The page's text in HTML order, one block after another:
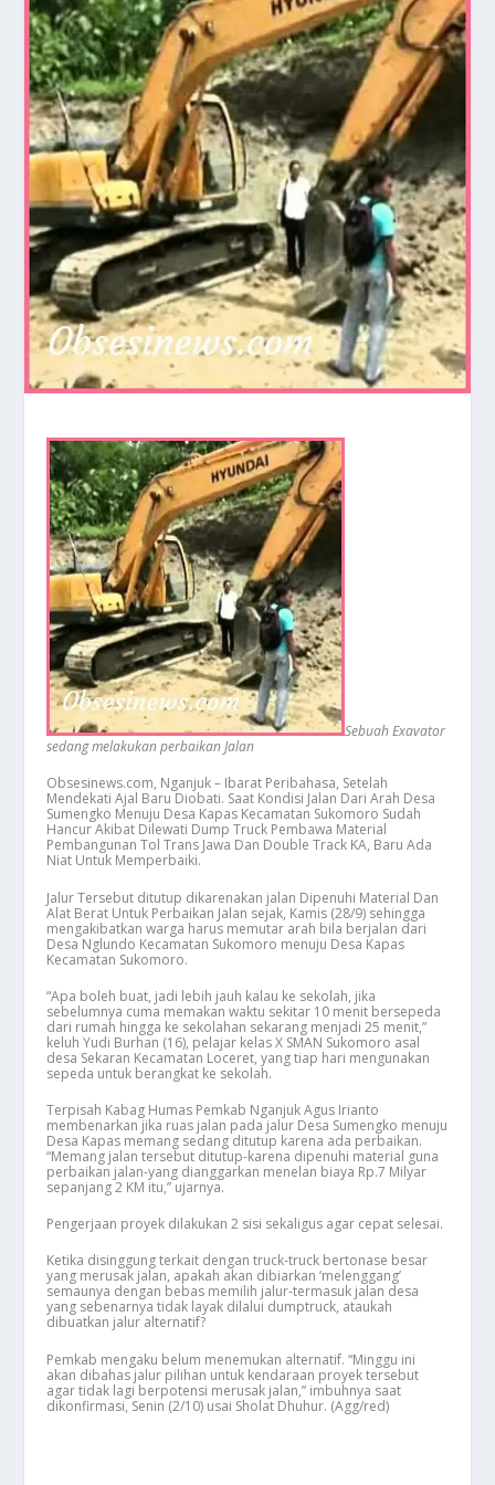
Sebuah Exavator
sedang melakukan perbaikan Jalan
Obsesinews.com, Nganjuk – Ibarat Peribahasa, Setelah
Mendekati Ajal Baru Diobati. Saat Kondisi Jalan Dari Arah Desa
Sumengko Menuju Desa Kapas Kecamatan Sukomoro Sudah
Hancur Akibat Dilewati Dump Truck Pembawa Material
Pembangunan Tol Trans Jawa Dan Double Track KA, Baru Ada
Niat Untuk Memperbaiki.
Jalur Tersebut ditutup dikarenakan jalan Dipenuhi Material Dan
Alat Berat Untuk Perbaikan Jalan sejak, Kamis (28/9) sehingga
mengakibatkan warga harus memutar arah bila berjalan dari
Desa Nglundo Kecamatan Sukomoro menuju Desa Kapas
Kecamatan Sukomoro.
“Apa boleh buat, jadi lebih jauh kalau ke sekolah, jika
sebelumnya cuma memakan waktu sekitar 10 menit bersepeda
dari rumah hingga ke sekolahan sekarang menjadi 25 menit,”
keluh Yudi Burhan (16), pelajar kelas X SMAN Sukomoro asal
desa Sekaran Kecamatan Loceret, yang tiap hari mengunakan
sepeda untuk berangkat ke sekolah.
Terpisah Kabag Humas Pemkab Nganjuk Agus Irianto
membenarkan jika ruas jalan pada jalur Desa Sumengko menuju
Desa Kapas memang sedang ditutup karena ada perbaikan.
“Memang jalan tersebut ditutup-karena dipenuhi material guna
perbaikan jalan-yang dianggarkan menelan biaya Rp.7 Milyar
sepanjang 2 KM itu,” ujarnya.
Pengerjaan proyek dilakukan 2 sisi sekaligus agar cepat selesai.
Ketika disinggung terkait dengan truck-truck bertonase besar
yang merusak jalan, apakah akan dibiarkan ‘melenggang’
semaunya dengan bebas memilih jalur-termasuk jalan desa
yang sebenarnya tidak layak dilalui dumptruck, ataukah
dibuatkan jalur alternatif?
Pemkab mengaku belum menemukan alternatif. “Minggu ini
akan dibahas jalur pilihan untuk kendaraan proyek tersebut
agar tidak lagi berpotensi merusak jalan,” imbuhnya saat
dikonfirmasi, Senin (2/10) usai Sholat Dhuhur. (Agg/red)